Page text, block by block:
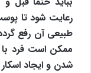
رعایت شود تا
طبیعی آن رفع
ممکن است فرد
شدن و ایجاد